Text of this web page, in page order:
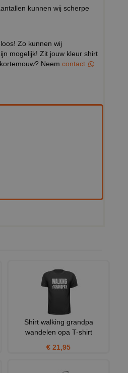
kunnen wij scherpe
Zo kunnen wij
mogelijk! Zit jouw kleur shirt
Neem contact
Shirt walking grandpa
wandelen opa T-shirt
€ 21,95